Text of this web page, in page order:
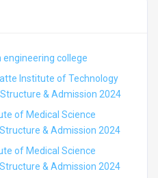
engineering college
Institute of Technology
& Admission 2024
of Medical Science
& Admission 2024
of Medical Science
& Admission 2024